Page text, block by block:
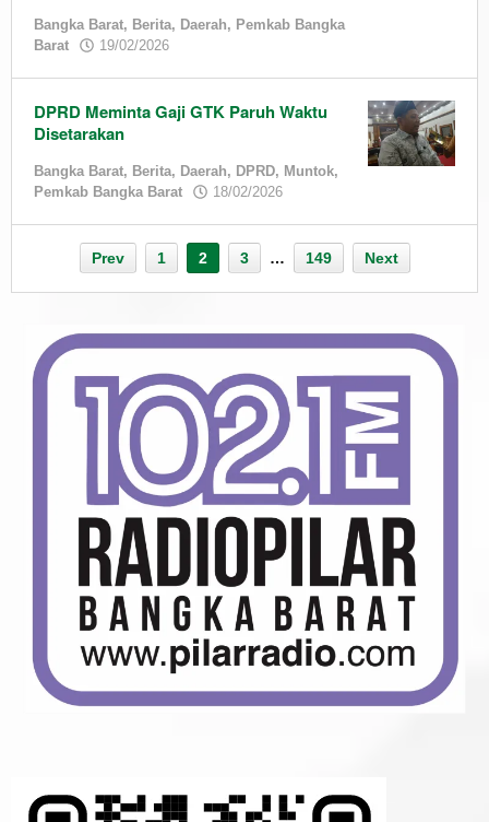
Bangka Barat, Berita, Daerah, Pemkab Bangka
Barat
19/02/2026
DPRD Meminta Gaji GTK Paruh Waktu
Disetarakan
Bangka Barat, Berita, Daerah, DPRD, Muntok,
Pemkab Bangka Barat
18/02/2026
Prev 1 2 3 … 149 Next